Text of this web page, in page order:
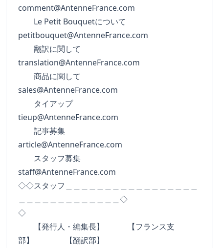
comment@AntenneFrance.com
Le Petit Bouquetについて
petitbouquet@AntenneFrance.com
翻訳に関して
translation@AntenneFrance.com
商品に関して
sales@AntenneFrance.com
タイアップ
tieup@AntenneFrance.com
記事募集
article@AntenneFrance.com
スタッフ募集
staff@AntenneFrance.com
◇◇スタッフ＿＿＿＿＿＿＿＿＿＿＿＿＿＿＿＿＿
＿＿＿＿＿＿＿＿＿＿＿＿＿◇
◇
【発行人・編集長】 【フランス支
部】 【翻訳部】